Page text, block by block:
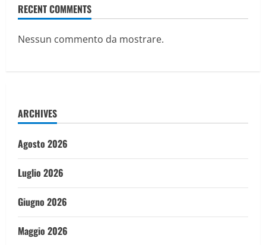
RECENT COMMENTS
Nessun commento da mostrare.
ARCHIVES
Agosto 2026
Luglio 2026
Giugno 2026
Maggio 2026